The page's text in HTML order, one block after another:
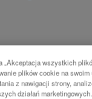
POJAZDY
„Akceptacja wszystkich
plików cookie na
z nawigacji strony,
działań marketingowych.